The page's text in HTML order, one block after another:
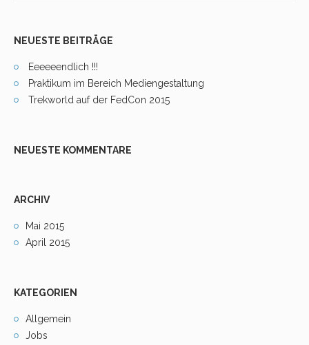
NEUESTE BEITRÄGE
Eeeeeendlich !!!
Praktikum im Bereich Mediengestaltung
Trekworld auf der FedCon 2015
NEUESTE KOMMENTARE
ARCHIV
Mai 2015
April 2015
KATEGORIEN
Allgemein
Jobs